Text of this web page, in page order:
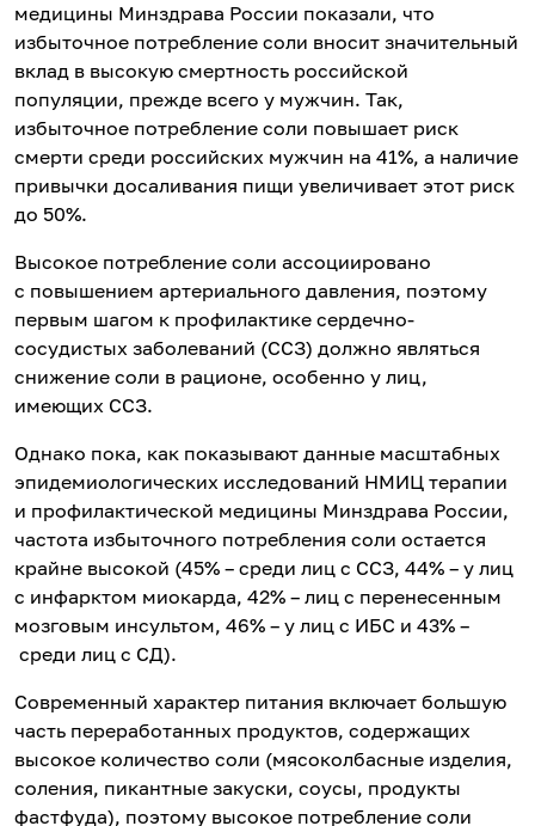
медицины Минздрава России показали, что
избыточное потребление соли вносит значительный
вклад в высокую смертность российской
популяции, прежде всего у мужчин. Так,
избыточное потребление соли повышает риск
смерти среди российских мужчин на 41%, а наличие
привычки досаливания пищи увеличивает этот риск
до 50%.
Высокое потребление соли ассоциировано
с повышением артериального давления, поэтому
первым шагом к профилактике сердечно-
сосудистых заболеваний (ССЗ) должно являться
снижение соли в рационе, особенно у лиц,
имеющих ССЗ.
Однако пока, как показывают данные масштабных
эпидемиологических исследований НМИЦ терапии
и профилактической медицины Минздрава России,
частота избыточного потребления соли остается
крайне высокой (45% – среди лиц с ССЗ, 44% – у лиц
с инфарктом миокарда, 42% – лиц с перенесенным
мозговым инсультом, 46% – у лиц с ИБС и 43% –
среди лиц с СД).
Современный характер питания включает большую
часть переработанных продуктов, содержащих
высокое количество соли (мясоколбасные изделия,
соления, пикантные закуски, соусы, продукты
фастфуда), поэтому высокое потребление соли